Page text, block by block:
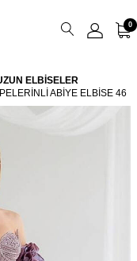
0
ELBISELER
ABIYE ELBISE 46